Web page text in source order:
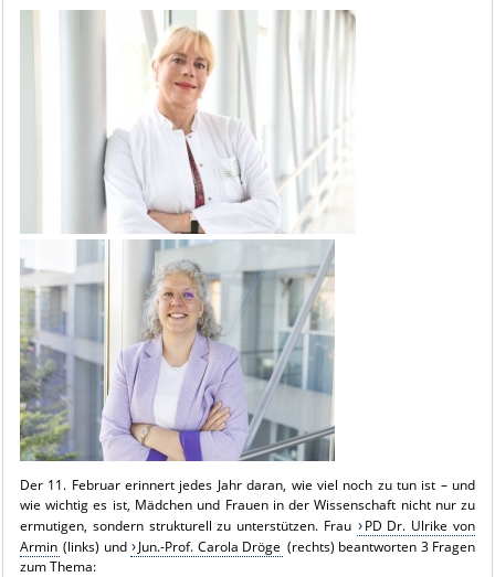
VERANSTALTUNGEN / NEWS
Der 11. Februar erinnert jedes Jahr daran, wie viel noch zu tun ist – und
wie wichtig es ist, Mädchen und Frauen in der Wissenschaft nicht nur zu
ermutigen, sondern strukturell zu unterstützen. Frau
PD Dr. Ulrike von
Armin (links) und Jun.-Prof. Carola Dröge (rechts) beantworten 3 Fragen
zum Thema: